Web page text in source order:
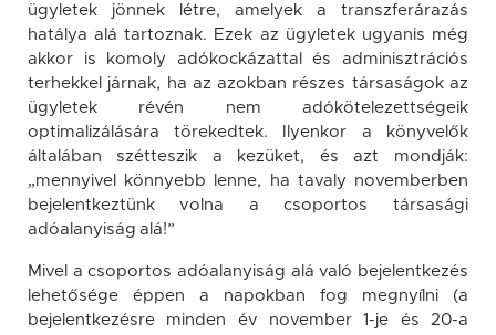
ügyletek jönnek létre, amelyek a transzferárazás
hatálya alá tartoznak. Ezek az ügyletek ugyanis még
akkor is komoly adókockázattal és adminisztrációs
terhekkel járnak, ha az azokban részes társaságok az
ügyletek révén nem adókötelezettségeik
optimalizálására törekedtek. Ilyenkor a könyvelők
általában szétteszik a kezüket, és azt mondják:
„mennyivel könnyebb lenne, ha tavaly novemberben
bejelentkeztünk volna a csoportos társasági
adóalanyiság alá!”
Mivel a csoportos adóalanyiság alá való bejelentkezés
lehetősége éppen a napokban fog megnyílni (a
bejelentkezésre minden év november 1-je és 20-a